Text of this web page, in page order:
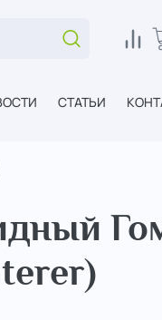
Поиск...
0
СТАТЬИ